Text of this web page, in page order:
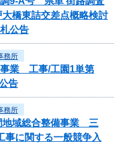
橋東詰交差点概略検討
公告
務所
業 工事/工園1単第
告
務所
地域総合整備事業 三
に関する一般競争入